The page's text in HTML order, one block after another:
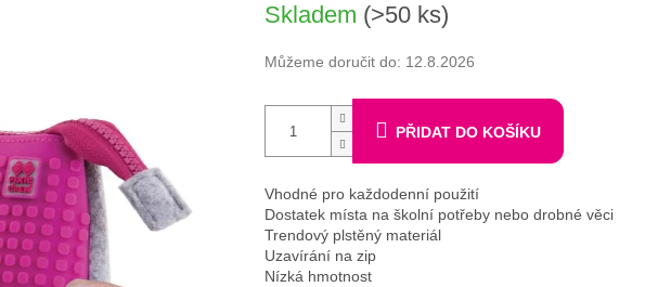
cena:
Skladem (>50 ks)
Můžeme doručit do: 12.8.2026
PŘIDAT DO KOŠÍKU
Vhodné pro každodenní použití
Dostatek místa na školní potřeby nebo drobné věci
Trendový plstěný materiál
Uzavírání na zip
Nízká hmotnost